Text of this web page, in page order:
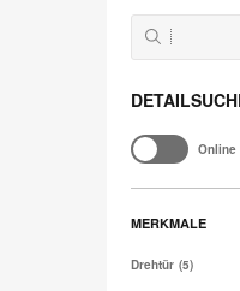
Online
MERKMALE
Drehtür 5